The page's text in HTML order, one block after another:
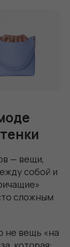
— вещи,
собой и
сложным
не вещь «на